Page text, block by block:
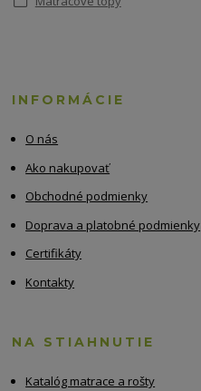
INFORMÁCIE
O nás
Ako nakupovať
Obchodné podmienky
Doprava a platobné podmienky
Certifikáty
Kontakty
NA STIAHNUTIE
Katalóg matrace a rošty